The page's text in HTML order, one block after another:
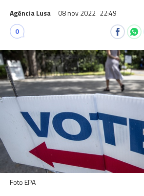
Agência Lusa 08 nov 2022 22:49
0
Foto EPA